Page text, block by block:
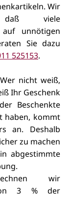
Wir
viele
unnötigen
Sie dazu
525153.
nicht weiß,
Ihr Geschenk
Beschenkte
haben, kommt
an. Deshalb
zu machen
abgestimmte
wir
3 % der